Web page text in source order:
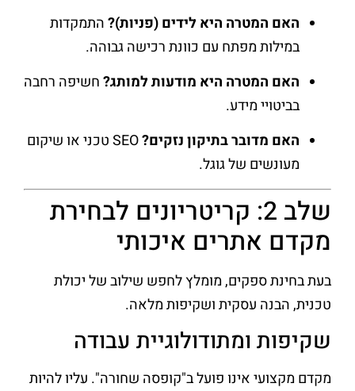
האם המטרה היא לידים (פניות)?התמקדות
במילות מפתח עם כוונת רכישה גבוהה.
האם המטרה היא מודעות למותג?חשיפה רחבה
בביטויי מידע.
האם מדובר בתיקון נזקים?
SEO טכני או שיקום
מעונשים של גוגל.
שלב 2: קריטריונים לבחירת
מקדם אתרים איכותי
בעת בחינת ספקים, מומלץ לחפש שילוב של יכולת
טכנית, הבנה עסקית ושקיפות מלאה.
שקיפות ומתודולוגיית עבודה
מקדם מקצועי אינו פועל ב"קופסה שחורה". עליו להיות